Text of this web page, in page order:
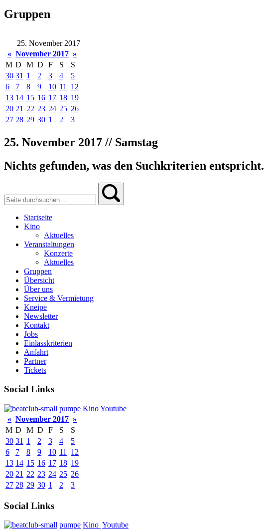
Gruppen
25. November 2017
« November 2017 »
M D M D F S
S
30 31 1 2 3 4
5
6
7 8 9 10 11
12
13 14 15 16 17 18 19
20 21 22 23 24 25 26
27 28 29 30 1 2 3
25. November 2017 // Samstag
Nichts gefunden, was den Suchkriterien entspricht.
Startseite
Kino
Aktuelles
Veranstaltungen
Konzerte
Aktuelles
Gruppen
Übersicht
Über uns
Service & Vermietung
Kneipe
Newsletter
Kontakt
Jobs
Einlasskriterien
Anfahrt
Partner
Tickets
Social Links
pumpe KinoYoutube
« November 2017 »
M D M D F S
S
30 31 1 2 3 4
5
6
7 8 9 10 11
12
13 14 15 16 17 18 19
20 21 22 23 24 25 26
27 28 29 30 1 2 3
Social Links
pumpe Kino Youtube